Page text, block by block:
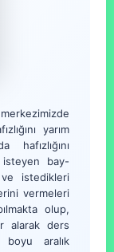
yarım
isteyen bay-
istedikleri
vermeleri
olup,
alarak ders
boyu aralık